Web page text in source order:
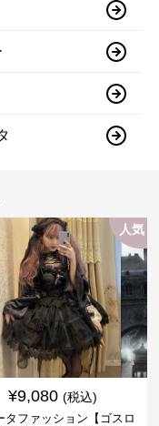
人気
¥9,080 (税込)
タファッション【ゴスロ